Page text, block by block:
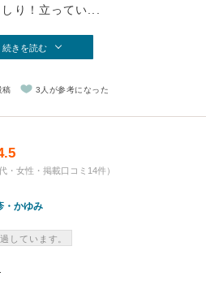
り！立ってい...
続きを読む
稿 3人が参考になった
・女性・掲載口コミ14件）
・かゆみ
しています。